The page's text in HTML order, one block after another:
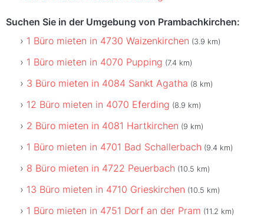
Suchen Sie in der Umgebung von Prambachkirchen:
1 Büro mieten in 4730 Waizenkirchen (3.9 km)
1 Büro mieten in 4070 Pupping (7.4 km)
3 Büro mieten in 4084 Sankt Agatha (8 km)
12 Büro mieten in 4070 Eferding (8.9 km)
2 Büro mieten in 4081 Hartkirchen (9 km)
1 Büro mieten in 4701 Bad Schallerbach (9.4 km)
8 Büro mieten in 4722 Peuerbach (10.5 km)
13 Büro mieten in 4710 Grieskirchen (10.5 km)
1 Büro mieten in 4751 Dorf an der Pram (11.2 km)